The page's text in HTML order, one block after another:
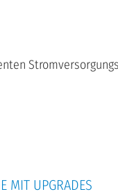
MIT UPGRADES